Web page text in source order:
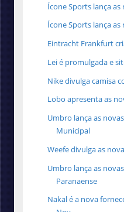
Ícone Sports lança
Ícone Sports lança
Eintracht Frankfurt
Lei é promulgada e
Nike divulga camisa
Lobo apresenta as
Umbro lança as
Municipal
Weefe divulga as
Umbro lança as
Paranaense
Nakal é a nova